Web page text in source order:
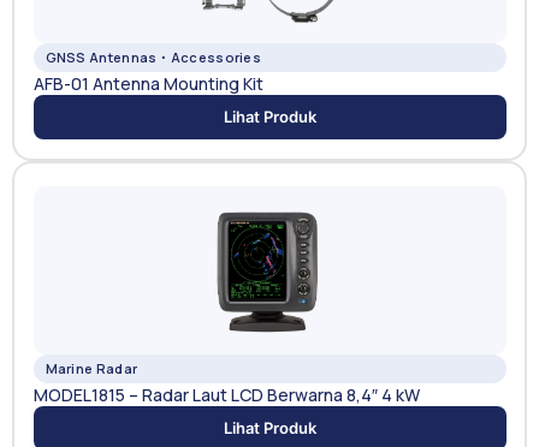
GNSS Antennas・Accessories
AFB-01 Antenna Mounting Kit
Lihat Produk
Marine Radar
MODEL1815 – Radar Laut LCD Berwarna 8,4″ 4 kW
Lihat Produk